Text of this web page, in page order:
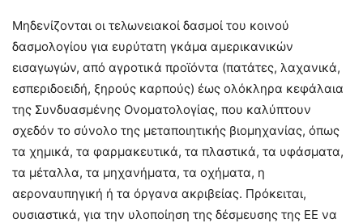
Μηδενίζονται οι τελωνειακοί δασμοί του κοινού
δασμολογίου για ευρύτατη γκάμα αμερικανικών
εισαγωγών, από αγροτικά προϊόντα (πατάτες, λαχανικά,
εσπεριδοειδή, ξηρούς καρπούς) έως ολόκληρα κεφάλαια
της Συνδυασμένης Ονοματολογίας, που καλύπτουν
σχεδόν το σύνολο της μεταποιητικής βιομηχανίας, όπως
τα χημικά, τα φαρμακευτικά, τα πλαστικά, τα υφάσματα,
τα μέταλλα, τα μηχανήματα, τα οχήματα, η
αεροναυπηγική ή τα όργανα ακριβείας. Πρόκειται,
ουσιαστικά, για την υλοποίηση της δέσμευσης της ΕΕ να